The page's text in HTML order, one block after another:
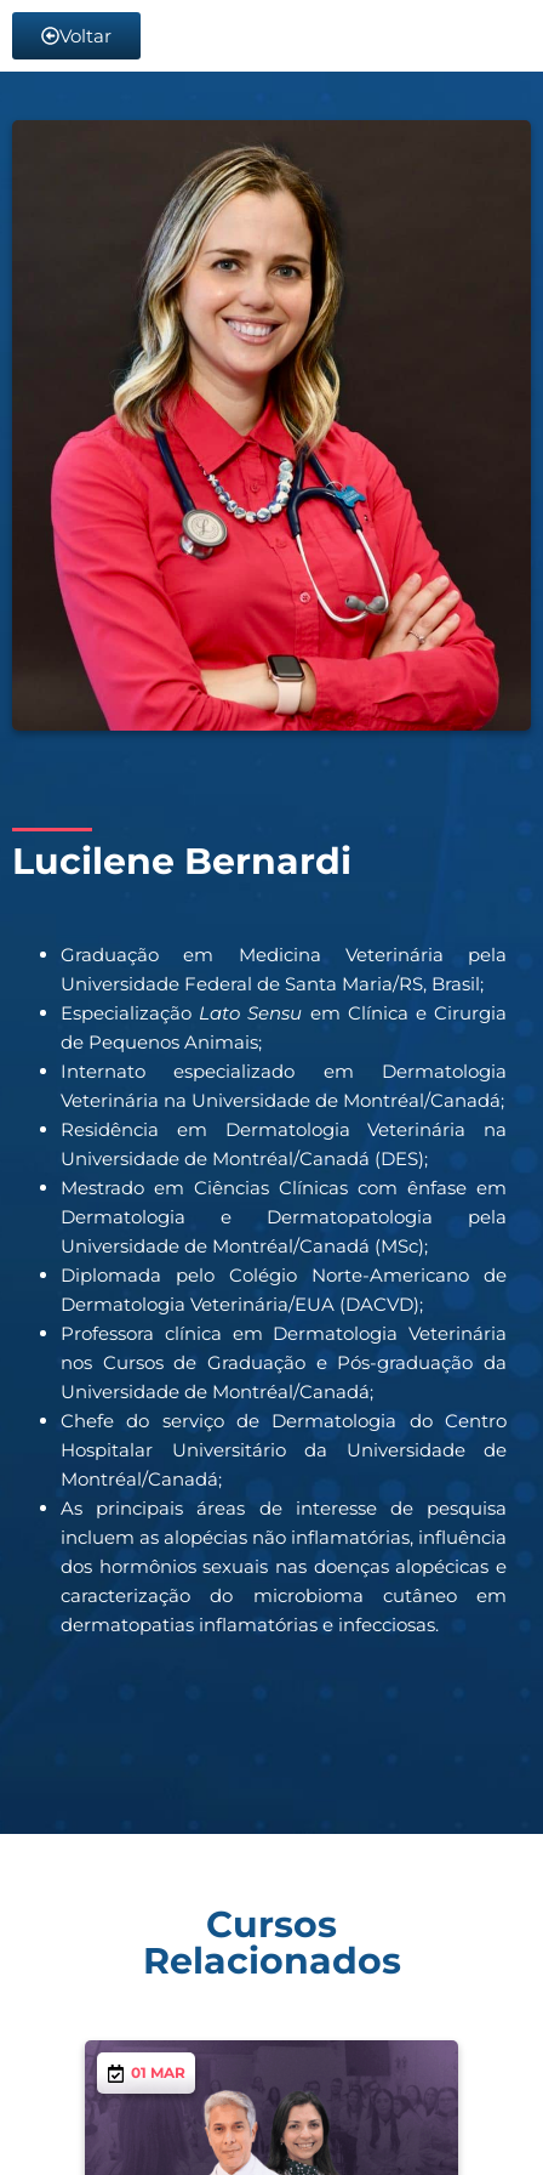
Voltar
Lucilene Bernardi
Graduação em Medicina Veterinária pela
Universidade Federal de Santa Maria/RS, Brasil;
Especialização Lato Sensu em Clínica e Cirurgia
de Pequenos Animais;
Internato especializado em Dermatologia
Veterinária na Universidade de Montréal/Canadá;
Residência em Dermatologia Veterinária na
Universidade de Montréal/Canadá (DES);
Mestrado em Ciências Clínicas com ênfase em
Dermatologia e Dermatopatologia pela
Universidade de Montréal/Canadá (MSc);
Diplomada pelo Colégio Norte-Americano de
Dermatologia Veterinária/EUA (DACVD);
Professora clínica em Dermatologia Veterinária
nos Cursos de Graduação e Pós-graduação da
Universidade de Montréal/Canadá;
Chefe do serviço de Dermatologia do Centro
Hospitalar Universitário da Universidade de
Montréal/Canadá;
As principais áreas de interesse de pesquisa
incluem as alopécias não inflamatórias, influência
dos hormônios sexuais nas doenças alopécicas e
caracterização do microbioma cutâneo em
dermatopatias inflamatórias e infecciosas.
Cursos
Relacionados
01 MAR